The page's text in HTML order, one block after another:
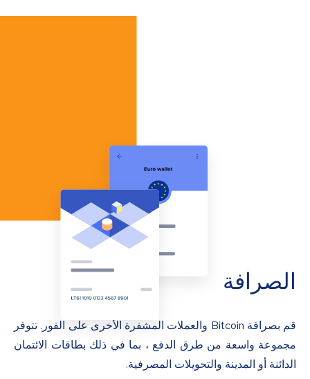
الصرافة
قم بصرافة Bitcoin والعملات المشفرة الأخرى على الفور. تتوفر
مجموعة واسعة من طرق الدفع ، بما في ذلك بطاقات الائتمان
الدائنة أو المدينة والتحويلات المصرفية.